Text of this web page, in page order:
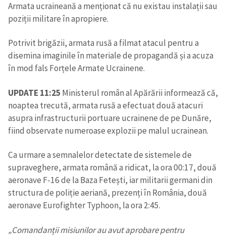
Armata ucraineană a menționat că nu existau instalații sau
poziții militare în apropiere.
Potrivit brigăzii, armata rusă a filmat atacul pentru a
disemina imaginile în materiale de propagandă și a acuza
în mod fals Forțele Armate Ucrainene.
UPDATE 11:25 Ministerul român al Apărării informează că,
noaptea trecută, armata rusă a efectuat două atacuri
asupra infrastructurii portuare ucrainene de pe Dunăre,
fiind observate numeroase explozii pe malul ucrainean.
Ca urmare a semnalelor detectate de sistemele de
supraveghere, armata română a ridicat, la ora 00:17, două
aeronave F-16 de la Baza Fetești, iar militarii germani din
structura de poliție aeriană, prezenți în România, două
aeronave Eurofighter Typhoon, la ora 2:45.
„Comandanții misiunilor au avut aprobare pentru